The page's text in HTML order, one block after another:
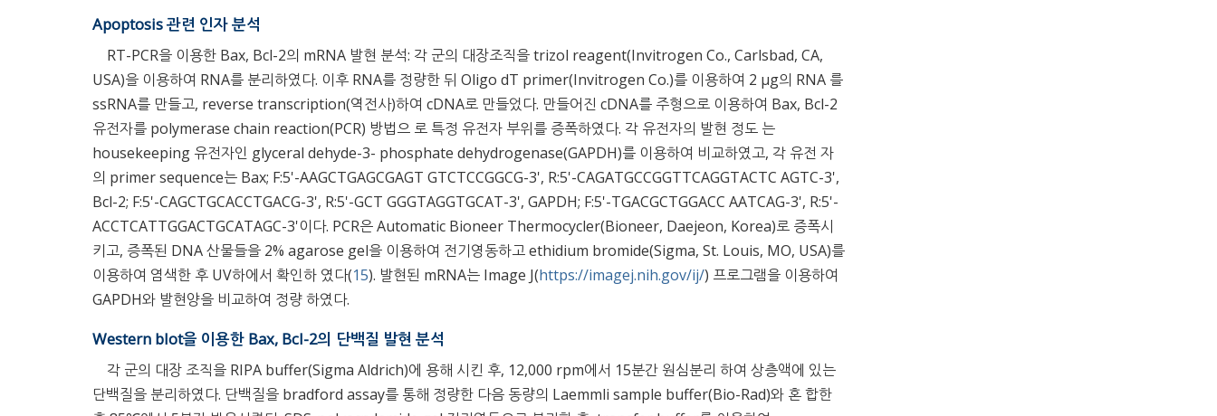
Apoptosis 관련 인자 분석
RT-PCR을 이용한 Bax, Bcl-2의 mRNA 발현 분석: 각 군의 대장조직을 trizol reagent(Invitrogen Co., Carlsbad, CA,
USA)을 이용하여 RNA를 분리하였다. 이후 RNA를 정량한 뒤 Oligo dT primer(Invitrogen Co.)를 이용하여 2 μg의 RNA 를
ssRNA를 만들고, reverse transcription(역전사)하여 cDNA로 만들었다. 만들어진 cDNA를 주형으로 이용하여 Bax, Bcl-2
유전자를 polymerase chain reaction(PCR) 방법으 로 특정 유전자 부위를 증폭하였다. 각 유전자의 발현 정도 는
housekeeping 유전자인 glyceral dehyde-3- phosphate dehydrogenase(GAPDH)를 이용하여 비교하였고, 각 유전 자
의 primer sequence는 Bax; F:5'-AAGCTGAGCGAGT GTCTCCGGCG-3', R:5'-CAGATGCCGGTTCAGGTACTC AGTC-3',
Bcl-2; F:5'-CAGCTGCACCTGACG-3', R:5'-GCT GGGTAGGTGCAT-3', GAPDH; F:5'-TGACGCTGGACC AATCAG-3', R:5'-
ACCTCATTGGACTGCATAGC-3'이다. PCR은 Automatic Bioneer Thermocycler(Bioneer, Daejeon, Korea)로 증폭시
키고, 증폭된 DNA 산물들을 2% agarose gel을 이용하여 전기영동하고 ethidium bromide(Sigma, St. Louis, MO, USA)를
이용하여 염색한 후 UV하에서 확인하 였다(15). 발현된 mRNA는 Image J(https://imagej.nih.gov/ij/) 프로그램을 이용하여
GAPDH와 발현양을 비교하여 정량 하였다.
Western blot을 이용한 Bax, Bcl-2의 단백질 발현 분석
각 군의 대장 조직을 RIPA buffer(Sigma Aldrich)에 용해 시킨 후, 12,000 rpm에서 15분간 원심분리 하여 상층액에 있는
단백질을 분리하였다. 단백질을 bradford assay를 통해 정량한 다음 동량의 Laemmli sample buffer(Bio-Rad)와 혼 합한